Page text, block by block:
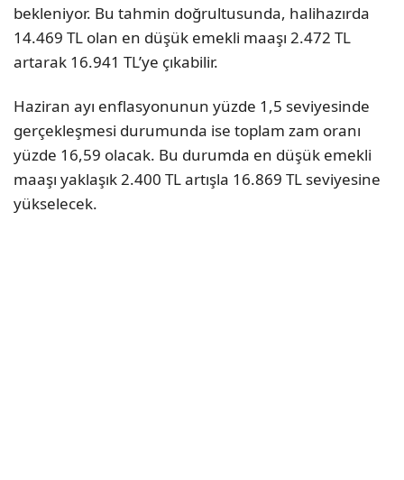
bekleniyor. Bu tahmin doğrultusunda, halihazırda
14.469 TL olan en düşük emekli maaşı 2.472 TL
artarak 16.941 TL’ye çıkabilir.
Haziran ayı enflasyonunun yüzde 1,5 seviyesinde
gerçekleşmesi durumunda ise toplam zam oranı
yüzde 16,59 olacak. Bu durumda en düşük emekli
maaşı yaklaşık 2.400 TL artışla 16.869 TL seviyesine
yükselecek.